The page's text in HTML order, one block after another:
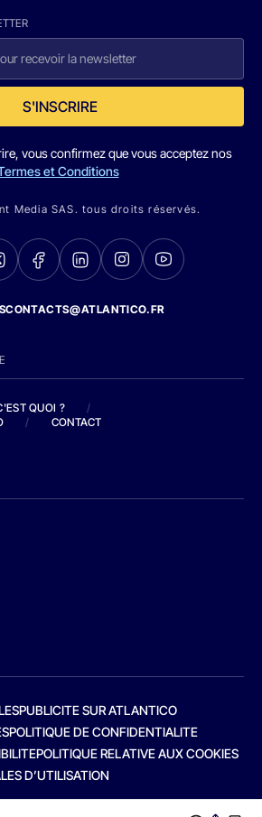
S'INSCRIRE
vous confirmez que vous acceptez nos
et Conditions
Media SAS. tous droits réservés.
QUOI ?
/
/ CONTACT
PUBLICITE SUR ATLANTICO
POLITIQUE DE CONFIDENTIALITE
POLITIQUE RELATIVE AUX COOKIES
D’UTILISATION